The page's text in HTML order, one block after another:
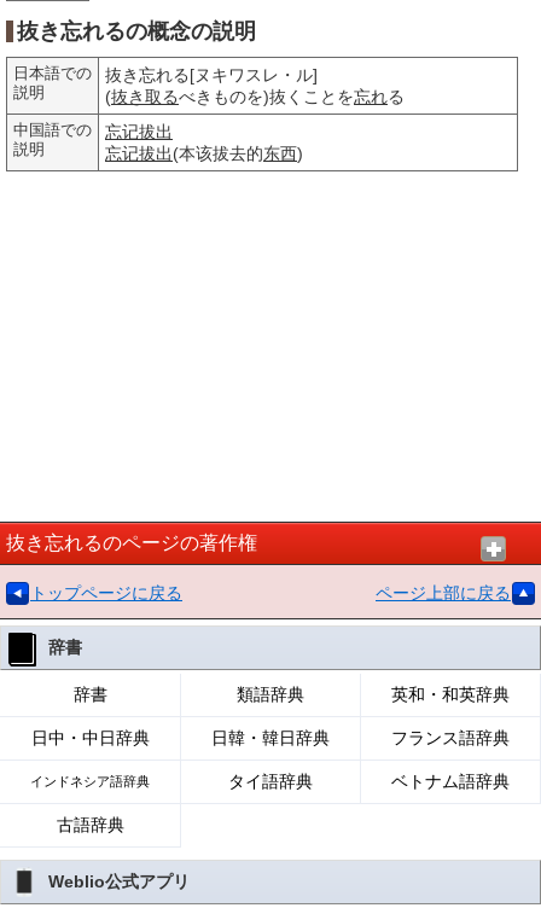
抜き忘れるの概念の説明
日本語での
説明
抜き忘れる[ヌキワスレ・ル]
(抜き取るべきものを)抜くことを忘れる
中国語での
説明
忘记拔出
忘记拔出(本该拔去的东西)
抜き忘れるのページの著作権
トップページに戻る ページ上部に戻る
辞書
辞書 類語辞典 英和・和英辞典
日中・中日辞典 日韓・韓日辞典 フランス語辞典
インドネシア語辞典 タイ語辞典 ベトナム語辞典
古語辞典
Weblio公式アプリ